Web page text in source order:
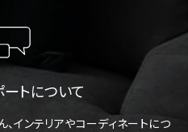
ートについて
インテリアやコーディネートにつ